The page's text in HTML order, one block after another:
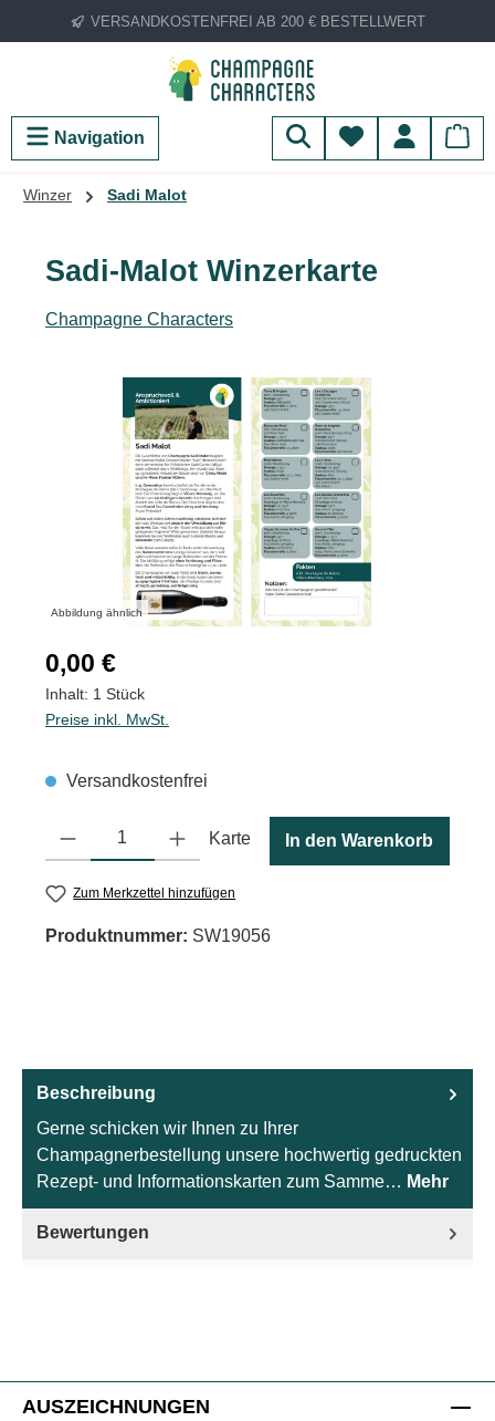
Zum Hauptinhalt springen
VERSANDKOSTENFREI AB 200 € BESTELLWERT
Navigation Du hast 0
Winzer Sadi Malot
Sadi-Malot Winzerkarte
Champagne Characters
Bildergalerie überspringen
Abbildung ähnlich
Regulärer Preis:
0,00 €
Inhalt: 1 Stück
Preise inkl. MwSt.
Versandkostenfrei
Produkt Anzahl: Gib den gewünschten Wert ein oder benutze
Karte In den Warenkorb
Zum Merkzettel hinzufügen
Produktnummer: SW19056
Beschreibung
Gerne schicken wir Ihnen zu Ihrer
Champagnerbestellung unsere hochwertig gedruckten
Rezept- und Informationskarten zum Samme… Mehr
Bewertungen
AUSZEICHNUNGEN